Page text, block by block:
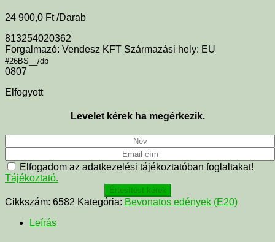
24 900,0 Ft /Darab
813254020362
Forgalmazó: Vendesz KFT Származási hely: EU
#26BS__/db
0807
Elfogyott
Levelet kérek ha megérkezik.
Elfogadom az adatkezelési tájékoztatóban foglaltakat!
Tájékoztató.
Értesítést kérek
Cikkszám: 6582 Kategória: Bevonatos edények (E20)
Leírás